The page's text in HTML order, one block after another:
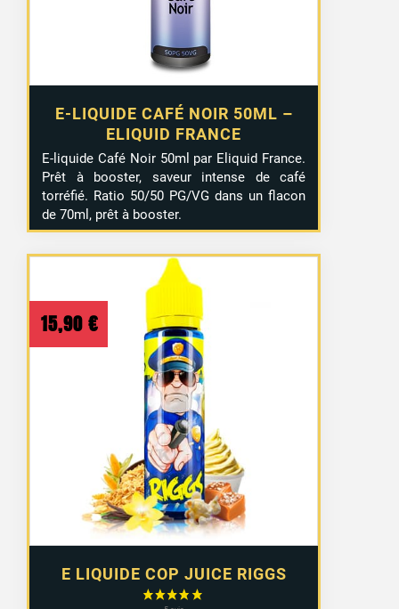
E-LIQUIDE CAFÉ NOIR 50ML –
ELIQUID FRANCE
E-liquide Café Noir 50ml par Eliquid France.
Prêt à booster, saveur intense de café
torréfié. Ratio 50/50 PG/VG dans un flacon
de 70ml, prêt à booster.
E LIQUIDE COP JUICE RIGGS
15,90 €